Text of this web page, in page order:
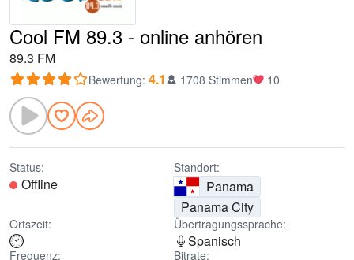
Cool FM 89.3 - online anhören
89.3 FM
Bewertung: 4.1 1708 Stimmen 10
Status:
Offline
Standort:
Panama
Panama City
Ortszeit: Übertragungssprache:
Spanisch
Frequenz: Bitrate: